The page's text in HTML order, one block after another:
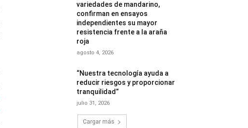
variedades de mandarino,
confirman en ensayos
independientes su mayor
resistencia frente a la araña
roja
agosto 4, 2026
“Nuestra tecnología ayuda a
reducir riesgos y proporcionar
tranquilidad”
julio 31, 2026
Cargar más